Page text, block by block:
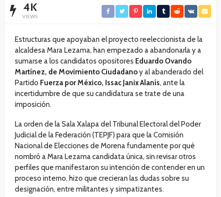
4K
VIEWS
Estructuras que apoyaban el proyecto reeleccionista de la
alcaldesa Mara Lezama, han empezado a abandonarla y a
sumarse a los candidatos opositores Eduardo Ovando
Martínez, de Movimiento Ciudadanoy al abanderado del
Partido Fuerza por México, Issac Janix Alanís, ante la
incertidumbre de que su candidatura se trate de una
imposición.
La orden de la Sala Xalapa del Tribunal Electoral del Poder
Judicial de la Federación (TEPJF) para que la Comisión
Nacional de Elecciones de Morena fundamente por qué
nombró a Mara Lezama candidata única, sin revisar otros
perfiles que manifestaron su intención de contender en un
proceso interno, hizo que crecieran las dudas sobre su
designación, entre militantes y simpatizantes.